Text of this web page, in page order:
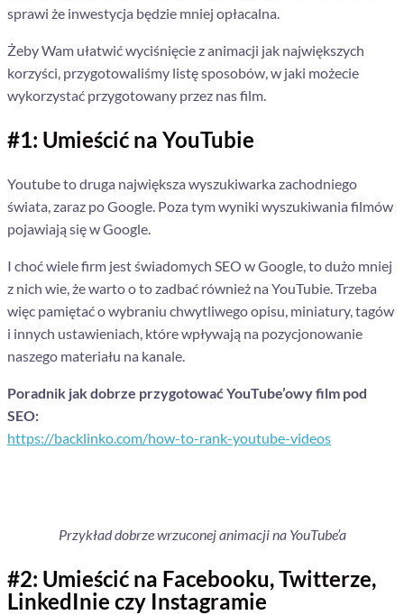
sprawi że inwestycja będzie mniej opłacalna.
Żeby Wam ułatwić wyciśnięcie z animacji jak największych
korzyści, przygotowaliśmy listę sposobów, w jaki możecie
wykorzystać przygotowany przez nas film.
#1: Umieścić na YouTubie
Youtube to druga największa wyszukiwarka zachodniego
świata, zaraz po Google. Poza tym wyniki wyszukiwania filmów
pojawiają się w Google.
I choć wiele firm jest świadomych SEO w Google, to dużo mniej
z nich wie, że warto o to zadbać również na YouTubie. Trzeba
więc pamiętać o wybraniu chwytliwego opisu, miniatury, tagów
i innych ustawieniach, które wpływają na pozycjonowanie
naszego materiału na kanale.
Poradnik jak dobrze przygotować YouTube’owy film pod
SEO:
https://backlinko.com/how-to-rank-youtube-videos
Przykład dobrze wrzuconej animacji na YouTube’a
#2: Umieścić na Facebooku, Twitterze,
LinkedInie czy Instagramie